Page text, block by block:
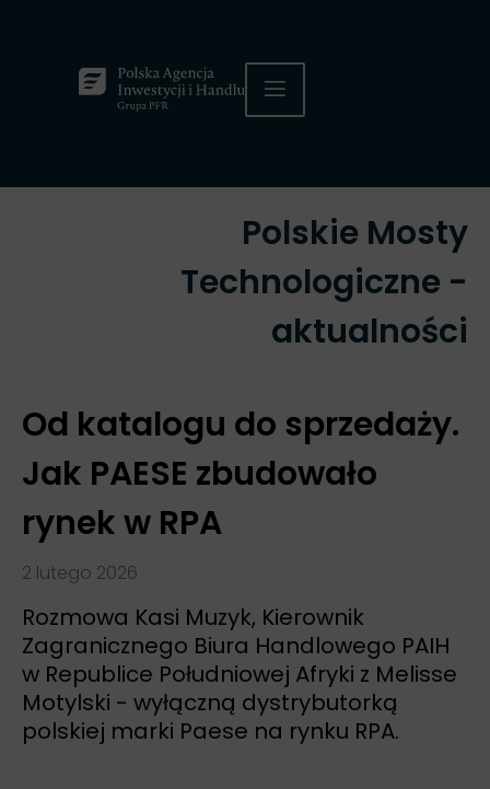
Polskie Mosty
Technologiczne -
aktualności
Od katalogu do sprzedaży.
Jak PAESE zbudowało
rynek w RPA
2 lutego 2026
Rozmowa Kasi Muzyk, Kierownik
Zagranicznego Biura Handlowego PAIH
w Republice Południowej Afryki z Melisse
Motylski - wyłączną dystrybutorką
polskiej marki Paese na rynku RPA.